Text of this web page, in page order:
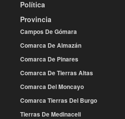
Política
Provincia
Campos De Gómara
Comarca De Almazán
Comarca De Pinares
Comarca De Tierras Altas
Comarca Del Moncayo
Comarca Tierras Del Burgo
Tierras De Medinaceli